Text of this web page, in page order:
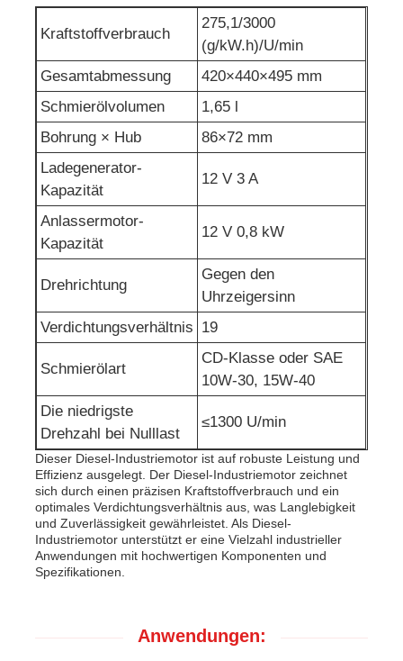
Kraftstoffverbrauch
275,1/3000
(g/kW.h)/U/min
Gesamtabmessung
420×440×495 mm
Schmierölvolumen
1,65 l
Bohrung × Hub
86×72 mm
Ladegenerator-
Kapazität
12 V 3 A
Anlassermotor-
Kapazität
12 V 0,8 kW
Drehrichtung
Gegen den
Uhrzeigersinn
Verdichtungsverhältnis 19
Schmierölart
CD-Klasse oder SAE
10W-30, 15W-40
Die niedrigste
Drehzahl bei Nulllast
≤1300 U/min
Dieser Diesel-Industriemotor ist auf robuste Leistung und
Effizienz ausgelegt. Der Diesel-Industriemotor zeichnet
sich durch einen präzisen Kraftstoffverbrauch und ein
optimales Verdichtungsverhältnis aus, was Langlebigkeit
und Zuverlässigkeit gewährleistet. Als Diesel-
Industriemotor unterstützt er eine Vielzahl industrieller
Anwendungen mit hochwertigen Komponenten und
Spezifikationen.
Anwendungen: